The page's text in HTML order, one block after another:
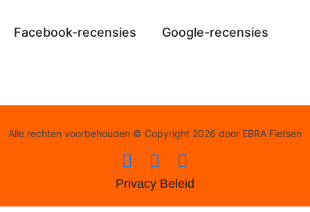
Facebook-recensies Google-recensies
Alle rechten voorbehouden © Copyright 2026 door EBRA Fietsen
Privacy Beleid